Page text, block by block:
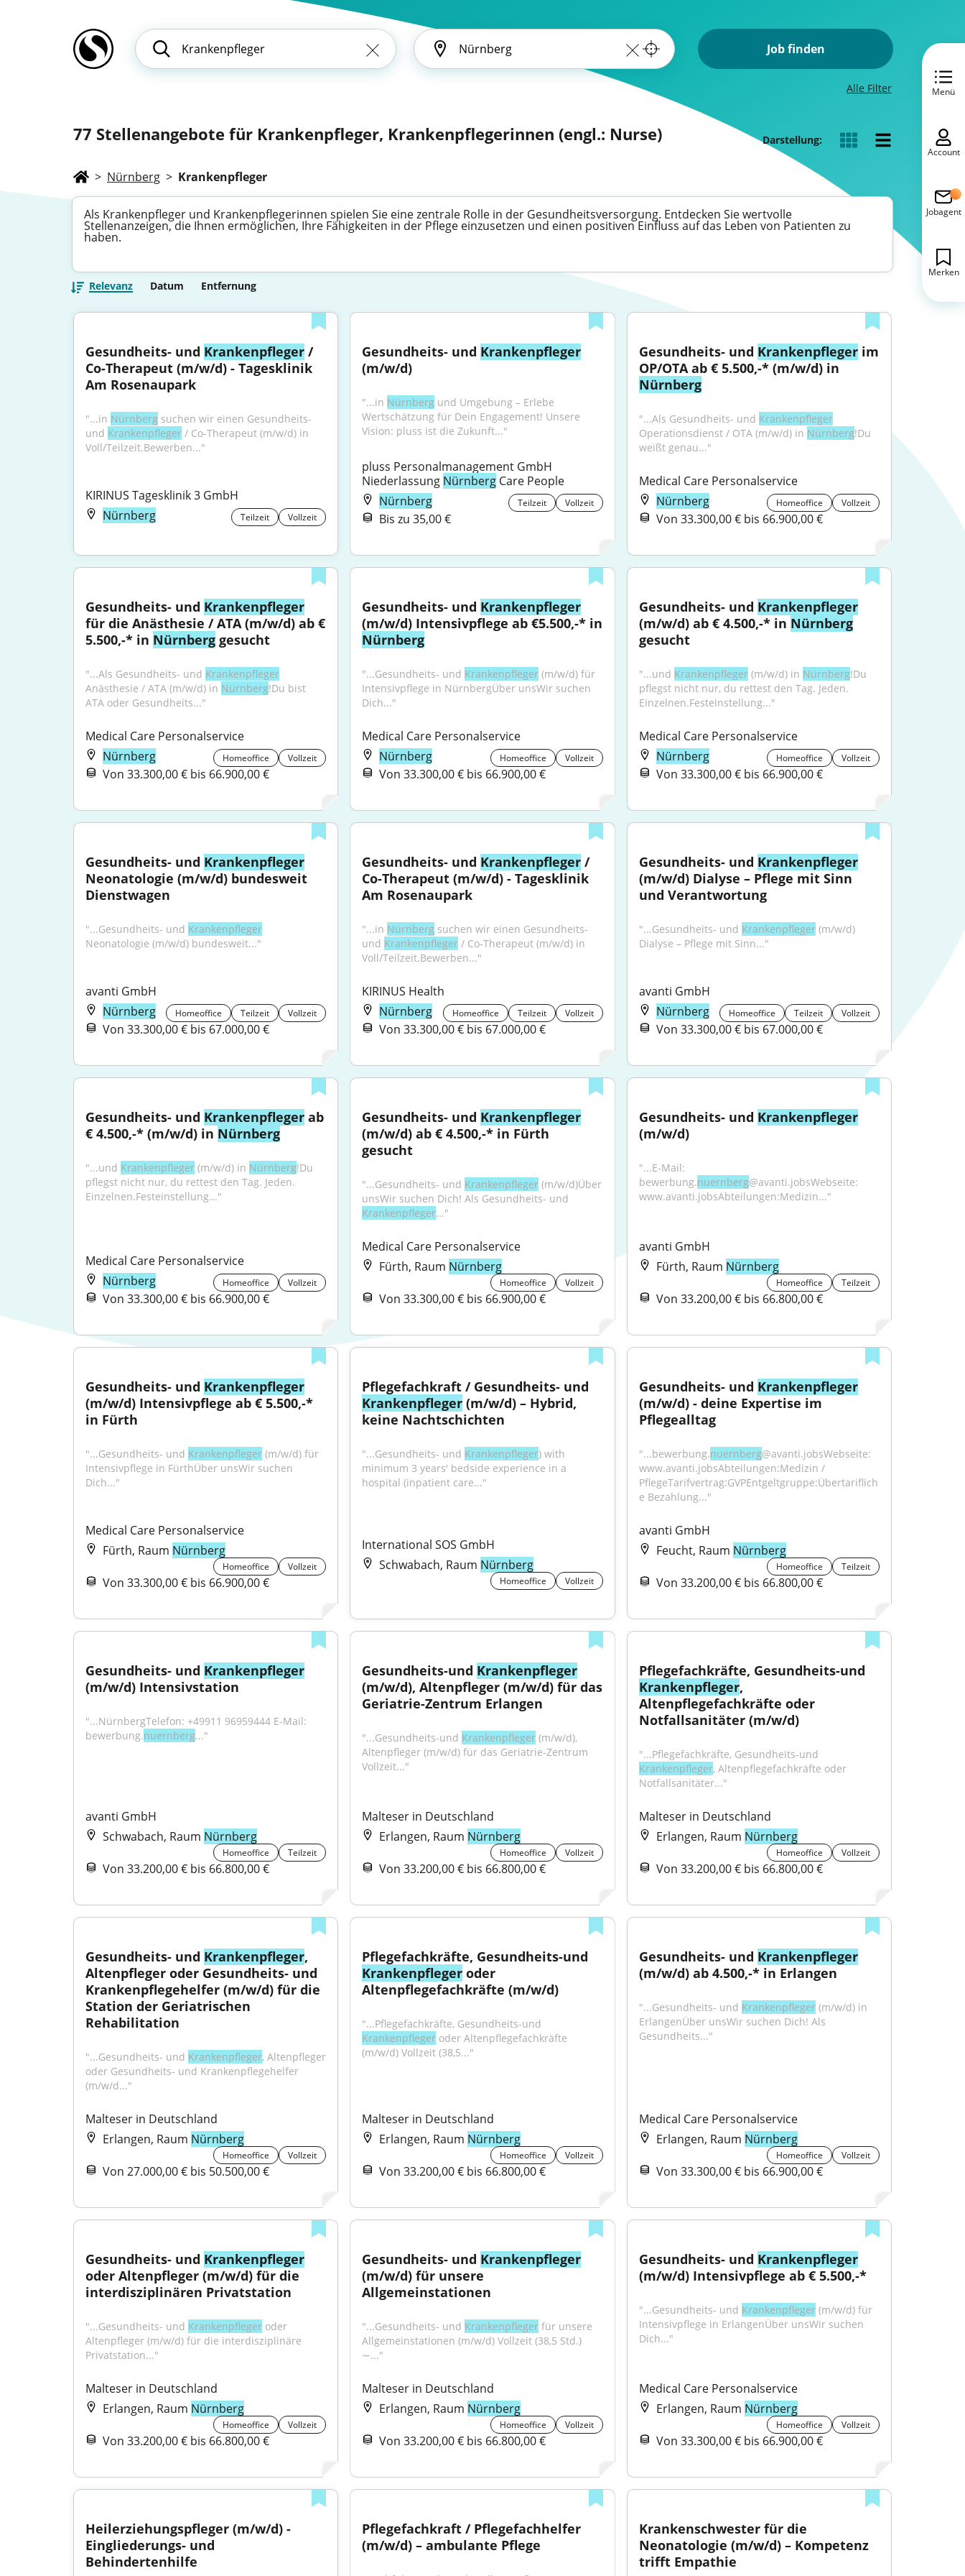
Job finden
Alle Filter
77 Stellenangebote für Krankenpfleger, Krankenpflegerinnen (engl.: Nurse) Darstellung:
> Nürnberg > Krankenpfleger
Als Krankenpfleger und Krankenpflegerinnen spielen Sie eine zentrale Rolle in der Gesundheitsversorgung. Entdecken Sie wertvolle
Stellenanzeigen, die Ihnen ermöglichen, Ihre Fähigkeiten in der Pflege einzusetzen und einen positiven Einfluss auf das Leben von Patienten zu
haben.
Relevanz Datum Entfernung
Gesundheits- und Krankenpfleger /
Co-Therapeut (m/w/d) - Tagesklinik
Am Rosenaupark
"...in Nürnberg suchen wir einen Gesundheits-
und Krankenpfleger / Co-Therapeut (m/w/d) in
Voll/Teilzeit.Bewerben..."
KIRINUS Tagesklinik 3 GmbH
Nürnberg
Teilzeit Vollzeit
Gesundheits- und Krankenpfleger
(m/w/d)
"...in Nürnberg und Umgebung – Erlebe
Wertschätzung für Dein Engagement! Unsere
Vision: pluss ist die Zukunft..."
pluss Personalmanagement GmbH
Niederlassung Nürnberg Care People
Nürnberg
Teilzeit Vollzeit
Bis zu 35,00 €
Gesundheits- und Krankenpfleger im
Nürnberg
"...Als Gesundheits- und Krankenpfleger
Operationsdienst / OTA (m/w/d) in Nürnberg!Du
weißt genau..."
Medical Care Personalservice
Nürnberg
Homeoffice Vollzeit
Von 33.300,00 € bis 66.900,00 €
Gesundheits- und Krankenpfleger
für die Anästhesie / ATA (m/w/d) ab €
5.500,-* in Nürnberg gesucht
"...Als Gesundheits- und Krankenpfleger
Anästhesie / ATA (m/w/d) in Nürnberg!Du bist
ATA oder Gesundheits..."
Medical Care Personalservice
Nürnberg
Homeoffice Vollzeit
Von 33.300,00 € bis 66.900,00 €
Gesundheits- und Krankenpfleger
Nürnberg
"...Gesundheits- und Krankenpfleger (m/w/d) für
Intensivpflege in NürnbergÜber unsWir suchen
Dich..."
Medical Care Personalservice
Nürnberg
Homeoffice Vollzeit
Von 33.300,00 € bis 66.900,00 €
Gesundheits- und Krankenpfleger
(m/w/d) ab € 4.500,-* in Nürnberg
gesucht
"...und Krankenpfleger (m/w/d) in Nürnberg!Du
pflegst nicht nur, du rettest den Tag. Jeden.
Einzelnen.Festeinstellung..."
Medical Care Personalservice
Nürnberg
Homeoffice Vollzeit
Von 33.300,00 € bis 66.900,00 €
Gesundheits- und Krankenpfleger
Neonatologie (m/w/d) bundesweit
Dienstwagen
"...Gesundheits- und Krankenpfleger
Neonatologie (m/w/d) bundesweit..."
avanti GmbH
Nürnberg
Homeoffice Teilzeit Vollzeit
Von 33.300,00 € bis 67.000,00 €
Gesundheits- und Krankenpfleger /
Co-Therapeut (m/w/d) - Tagesklinik
Am Rosenaupark
"...in Nürnberg suchen wir einen Gesundheits-
und Krankenpfleger / Co-Therapeut (m/w/d) in
Voll/Teilzeit.Bewerben..."
KIRINUS Health
Nürnberg
Homeoffice Teilzeit Vollzeit
Von 33.300,00 € bis 67.000,00 €
Gesundheits- und Krankenpfleger
(m/w/d) Dialyse – Pflege mit Sinn
und Verantwortung
"...Gesundheits- und Krankenpfleger (m/w/d)
Dialyse – Pflege mit Sinn..."
avanti GmbH
Nürnberg
Homeoffice Teilzeit Vollzeit
Von 33.300,00 € bis 67.000,00 €
Gesundheits- und Krankenpfleger ab
€ 4.500,-* (m/w/d) in Nürnberg
"...und Krankenpfleger (m/w/d) in Nürnberg!Du
pflegst nicht nur, du rettest den Tag. Jeden.
Einzelnen.Festeinstellung..."
Medical Care Personalservice
Nürnberg
Homeoffice Vollzeit
Von 33.300,00 € bis 66.900,00 €
Gesundheits- und Krankenpfleger
(m/w/d) ab € 4.500,-* in Fürth
gesucht
"...Gesundheits- und Krankenpfleger (m/w/d)Über
Krankenpfleger..."
Medical Care Personalservice
Fürth, Raum Nürnberg
Homeoffice Vollzeit
Von 33.300,00 € bis 66.900,00 €
Gesundheits- und Krankenpfleger
(m/w/d)
"...E-Mail:
bewerbung.nuernberg@avanti.jobsWebseite:
www.avanti.jobsAbteilungen:Medizin..."
avanti GmbH
Fürth, Raum Nürnberg
Homeoffice Teilzeit
Von 33.200,00 € bis 66.800,00 €
Gesundheits- und Krankenpfleger
(m/w/d) Intensivpflege ab € 5.500,-*
in Fürth
"...Gesundheits- und Krankenpfleger (m/w/d) für
Intensivpflege in FürthÜber unsWir suchen
Dich..."
Medical Care Personalservice
Fürth, Raum Nürnberg
Homeoffice Vollzeit
Von 33.300,00 € bis 66.900,00 €
Krankenpfleger (m/w/d) – Hybrid,
keine Nachtschichten
"...Gesundheits- und Krankenpfleger) with
minimum 3 years' bedside experience in a
hospital (inpatient care..."
International SOS GmbH
Schwabach, Raum Nürnberg
Homeoffice Vollzeit
Gesundheits- und Krankenpfleger
(m/w/d) - deine Expertise im
Pflegealltag
"...bewerbung.nuernberg@avanti.jobsWebseite:
www.avanti.jobsAbteilungen:Medizin /
PflegeTarifvertrag:GVPEntgeltgruppe:Übertariflich
e Bezahlung..."
avanti GmbH
Feucht, Raum Nürnberg
Homeoffice Teilzeit
Von 33.200,00 € bis 66.800,00 €
Gesundheits- und Krankenpfleger
(m/w/d) Intensivstation
"...NürnbergTelefon: +49911 96959444 E-Mail:
bewerbung.nuernberg..."
avanti GmbH
Schwabach, Raum Nürnberg
Homeoffice Teilzeit
Von 33.200,00 € bis 66.800,00 €
Gesundheits-und Krankenpfleger
(m/w/d), Altenpfleger (m/w/d) für das
Geriatrie-Zentrum Erlangen
"...Gesundheits-und Krankenpfleger (m/w/d),
Altenpfleger (m/w/d) für das Geriatrie-Zentrum
Vollzeit..."
Malteser in Deutschland
Erlangen, Raum Nürnberg
Homeoffice Vollzeit
Von 33.200,00 € bis 66.800,00 €
Krankenpfleger,
Altenpflegefachkräfte oder
Notfallsanitäter (m/w/d)
Krankenpfleger, Altenpflegefachkräfte oder
Notfallsanitäter..."
Malteser in Deutschland
Erlangen, Raum Nürnberg
Homeoffice Vollzeit
Von 33.200,00 € bis 66.800,00 €
Gesundheits- und Krankenpfleger,
Altenpfleger oder Gesundheits- und
Krankenpflegehelfer (m/w/d) für die
Station der Geriatrischen
Rehabilitation
"...Gesundheits- und Krankenpfleger, Altenpfleger
oder Gesundheits- und Krankenpflegehelfer
(m/w/d..."
Malteser in Deutschland
Erlangen, Raum Nürnberg
Homeoffice Vollzeit
Von 27.000,00 € bis 50.500,00 €
Krankenpfleger oder
Altenpflegefachkräfte (m/w/d)
Krankenpfleger oder Altenpflegefachkräfte
(m/w/d) Vollzeit (38,5..."
Malteser in Deutschland
Erlangen, Raum Nürnberg
Homeoffice Vollzeit
Von 33.200,00 € bis 66.800,00 €
Gesundheits- und Krankenpfleger
(m/w/d) ab 4.500,-* in Erlangen
"...Gesundheits- und Krankenpfleger (m/w/d) in
ErlangenÜber unsWir suchen Dich! Als
Gesundheits..."
Medical Care Personalservice
Erlangen, Raum Nürnberg
Homeoffice Vollzeit
Von 33.300,00 € bis 66.900,00 €
Gesundheits- und Krankenpfleger
oder Altenpfleger (m/w/d) für die
interdisziplinären Privatstation
"...Gesundheits- und Krankenpfleger oder
Altenpfleger (m/w/d) für die interdisziplinäre
Privatstation..."
Malteser in Deutschland
Erlangen, Raum Nürnberg
Homeoffice Vollzeit
Von 33.200,00 € bis 66.800,00 €
Gesundheits- und Krankenpfleger
(m/w/d) für unsere
Allgemeinstationen
"...Gesundheits- und Krankenpfleger für unsere
Allgemeinstationen (m/w/d) Vollzeit (38,5 Std.)
∼..."
Malteser in Deutschland
Erlangen, Raum Nürnberg
Homeoffice Vollzeit
Von 33.200,00 € bis 66.800,00 €
Gesundheits- und Krankenpfleger
(m/w/d) Intensivpflege ab € 5.500,-*
"...Gesundheits- und Krankenpfleger (m/w/d) für
Intensivpflege in ErlangenÜber unsWir suchen
Dich..."
Medical Care Personalservice
Erlangen, Raum Nürnberg
Homeoffice Vollzeit
Von 33.300,00 € bis 66.900,00 €
Heilerziehungspfleger (m/w/d) -
Eingliederungs- und
Behindertenhilfe
Pflegefachkraft / Pflegefachhelfer
(m/w/d) – ambulante Pflege
Krankenschwester für die
Neonatologie (m/w/d) – Kompetenz
trifft Empathie
Menü
Account
Jobagent
Merken